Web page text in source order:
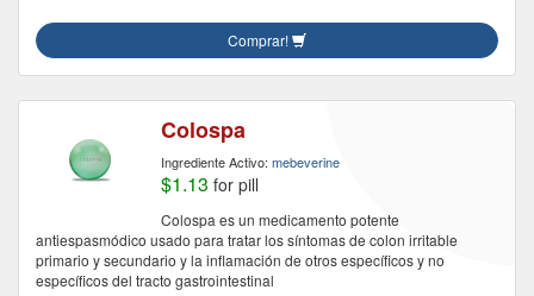
Comprar!
Colospa
Ingrediente Activo: mebeverine
$1.13 for pill
Colospa es un medicamento potente
antiespasmódico usado para tratar los síntomas de colon irritable
primario y secundario y la inflamación de otros específicos y no
específicos del tracto gastrointestinal